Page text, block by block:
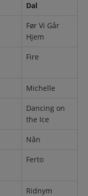
Dal
Før Vi Går
Hjem
Fire
Michelle
Dancing on
the Ice
Nân
Ferto
Ridnym